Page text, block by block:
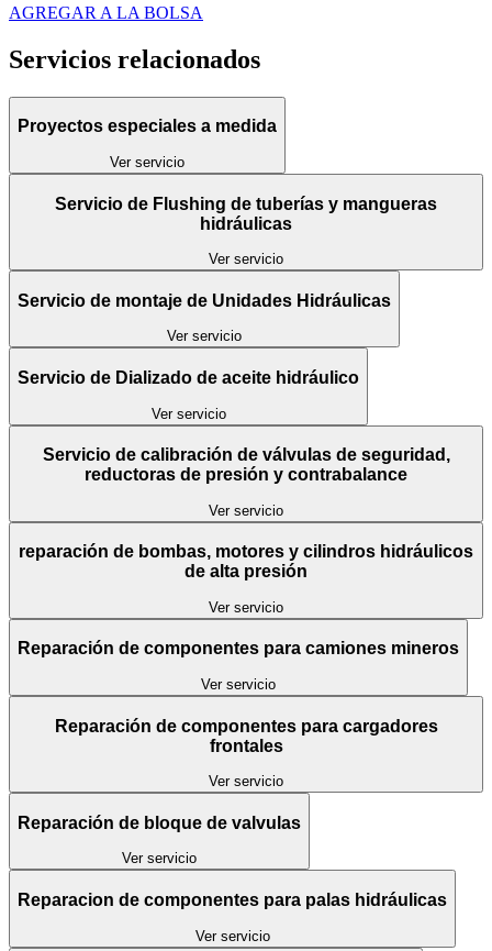
AGREGAR A LA BOLSA
Servicios relacionados
Proyectos especiales a medida
Ver servicio
Servicio de Flushing de tuberías y mangueras
hidráulicas
Ver servicio
Servicio de montaje de Unidades Hidráulicas
Ver servicio
Servicio de Dializado de aceite hidráulico
Ver servicio
Servicio de calibración de válvulas de seguridad,
reductoras de presión y contrabalance
Ver servicio
reparación de bombas, motores y cilindros hidráulicos
de alta presión
Ver servicio
Reparación de componentes para camiones mineros
Ver servicio
Reparación de componentes para cargadores
frontales
Ver servicio
Reparación de bloque de valvulas
Ver servicio
Reparacion de componentes para palas hidráulicas
Ver servicio